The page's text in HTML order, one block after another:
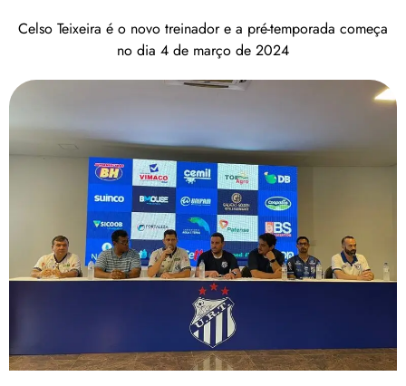
Celso Teixeira é o novo treinador e a pré-temporada começa
no dia 4 de março de 2024